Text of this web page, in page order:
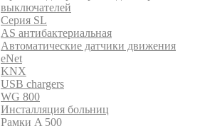
выключателей
Серия SL
AS антибактериальная
Aвтоматические датчики движения
eNet
KNX
USB chargers
WG 800
Инсталляция больниц
Рамки A 500